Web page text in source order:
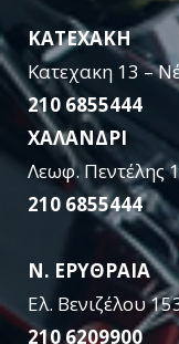
KATEXAKH
Κατεχακη 13 –
210 6855444
ΧΑΛΑΝΔΡΙ
Λεωφ. Πεντέλης
210 6855444
Ν. ΕΡΥΘΡΑΙΑ
Ελ. Βενιζέλου
210 6209900